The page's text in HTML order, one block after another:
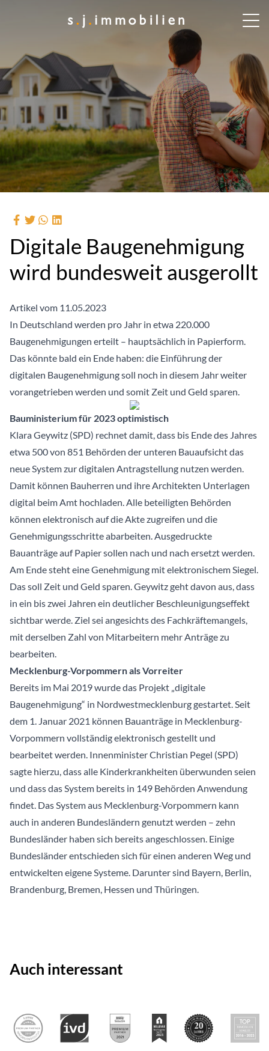
Digitale Baugenehmigung
wird bundesweit ausgerollt
Artikel vom 11.05.2023
In Deutschland werden pro Jahr in etwa 220.000
Baugenehmigungen erteilt – hauptsächlich in Papierform.
Das könnte bald ein Ende haben: die Einführung der
digitalen Baugenehmigung soll noch in diesem Jahr weiter
vorangetrieben werden und somit Zeit und Geld sparen.
Bauministerium für 2023 optimistisch
Klara Geywitz (SPD) rechnet damit, dass bis Ende des Jahres
etwa 500 von 851 Behörden der unteren Bauaufsicht das
neue System zur digitalen Antragstellung nutzen werden.
Damit können Bauherren und ihre Architekten Unterlagen
digital beim Amt hochladen. Alle beteiligten Behörden
können elektronisch auf die Akte zugreifen und die
Genehmigungsschritte abarbeiten. Ausgedruckte
Bauanträge auf Papier sollen nach und nach ersetzt werden.
Am Ende steht eine Genehmigung mit elektronischem Siegel.
Das soll Zeit und Geld sparen. Geywitz geht davon aus, dass
in ein bis zwei Jahren ein deutlicher Beschleunigungseffekt
sichtbar werde. Ziel sei angesichts des Fachkräftemangels,
mit derselben Zahl von Mitarbeitern mehr Anträge zu
bearbeiten.
Mecklenburg-Vorpommern als Vorreiter
Bereits im Mai 2019 wurde das Projekt „digitale
Baugenehmigung“ in Nordwestmecklenburg gestartet. Seit
dem 1. Januar 2021 können Bauanträge in Mecklenburg-
Vorpommern vollständig elektronisch gestellt und
bearbeitet werden. Innenminister Christian Pegel (SPD)
sagte hierzu, dass alle Kinderkrankheiten überwunden seien
und dass das System bereits in 149 Behörden Anwendung
findet. Das System aus Mecklenburg-Vorpommern kann
auch in anderen Bundesländern genutzt werden – zehn
Bundesländer haben sich bereits angeschlossen. Einige
Bundesländer entschieden sich für einen anderen Weg und
entwickelten eigene Systeme. Darunter sind Bayern, Berlin,
Brandenburg, Bremen, Hessen und Thüringen.
Auch interessant